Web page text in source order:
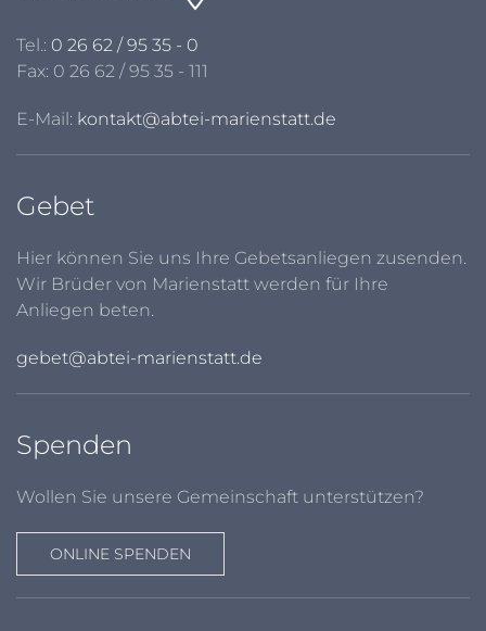
Tel.: 0 26 62 / 95 35 - 0
Fax: 0 26 62 / 95 35 - 111
E-Mail: kontakt@abtei-marienstatt.de
Gebet
Hier können Sie uns Ihre Gebetsanliegen zusenden.
Wir Brüder von Marienstatt werden für Ihre
Anliegen beten.
gebet@abtei-marienstatt.de
Spenden
Wollen Sie unsere Gemeinschaft unterstützen?
ONLINE SPENDEN